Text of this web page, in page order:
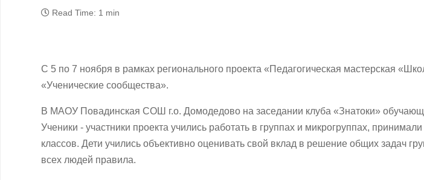
Read Time: 1 min
С 5 по 7 ноября в рамках регионального проекта «Педагогическая мастерская
«Ученические сообщества».
В МАОУ Повадинская СОШ г.о. Домодедово на заседании клуба «Знатоки»
Ученики - участники проекта учились работать в группах и микрогруппах,
классов. Дети учились объективно оценивать свой вклад в решение общих задач
всех людей правила.